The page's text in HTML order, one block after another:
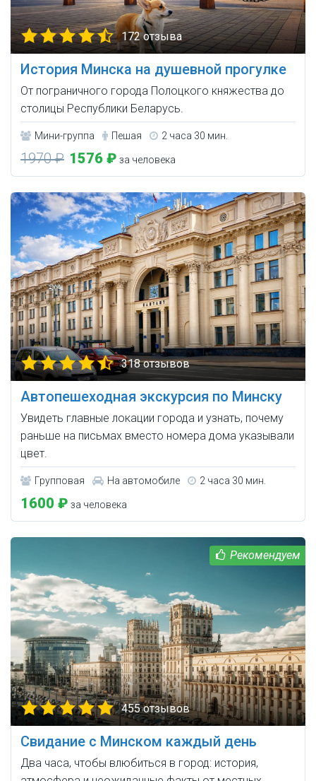
172 отзыва
История Минска на душевной прогулке
От пограничного города Полоцкого княжества до
столицы Республики Беларусь.
Мини-группа Пешая 2 часа 30 мин.
1970 ₽ 1576 ₽ за человека
318 отзывов
Автопешеходная экскурсия по Минску
Увидеть главные локации города и узнать, почему
раньше на письмах вместо номера дома указывали
цвет.
Групповая На автомобиле 2 часа 30 мин.
1600 ₽ за человека
455 отзывов
Свидание с Минском каждый день
Два часа, чтобы влюбиться в город: история,